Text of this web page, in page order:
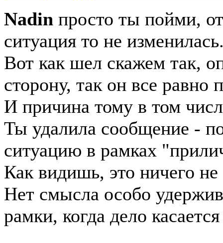
Nadin просто ты пойми,
ситуация то не
Вот как шел скажем так,
сторону, так он все равно
И причина тому в том
Ты удалила сообщение -
ситуацию в рамках
Как видишь, это ничего не
Нет смысла особо
рамки, когда дело